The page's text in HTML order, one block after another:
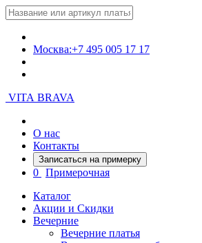
Москва:+7 495 005 17 17
VITA BRAVA
О нас
Контакты
Записаться на примерку
0 Примерочная
Каталог
Акции и Скидки
Вечерние
Вечерние платья